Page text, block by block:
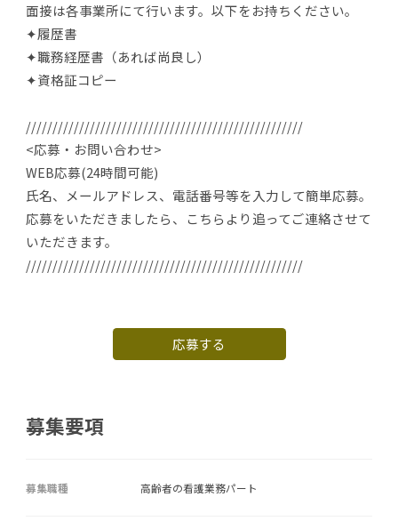
面接は各事業所にて行います。以下をお持ちください。
✦履歴書
✦職務経歴書（あれば尚良し）
✦資格証コピー
////////////////////////////////////////////////////
<応募・お問い合わせ>
WEB応募(24時間可能)
氏名、メールアドレス、電話番号等を入力して簡単応募。
応募をいただきましたら、こちらより追ってご連絡させて
いただきます。
////////////////////////////////////////////////////
応募する
募集要項
募集職種 高齢者の看護業務パート